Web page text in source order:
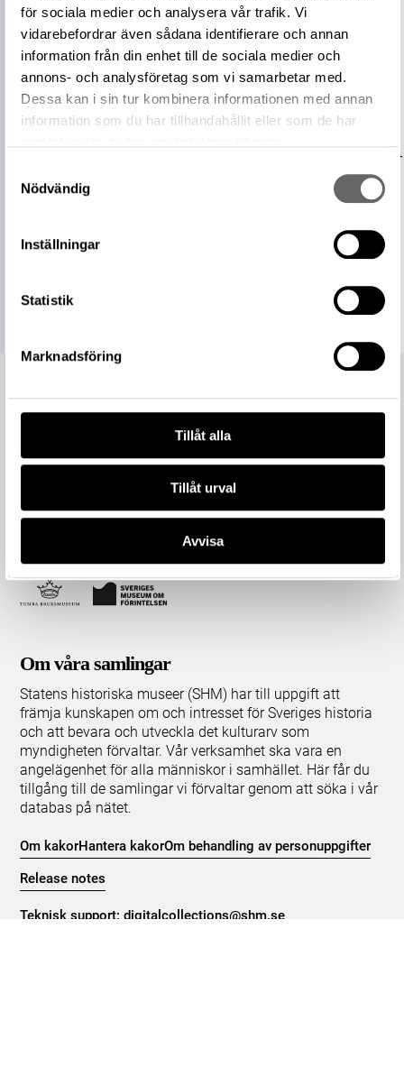
för sociala medier och analysera vår trafik. Vi
vidarebefordrar även sådana identifierare och annan
information från din enhet till de sociala medier och
annons- och analysföretag som vi samarbetar med.
Dessa kan i sin tur kombinera informationen med annan
information som du har tillhandahållit eller som de har
Nödvändig
Inställningar
Statistik
Marknadsföring
Tillåt alla
Tillåt urval
Avvisa
Landskap:Uppland
+ Visa 1 till
Referensnummer 154207_U
Huvudpost
95394_U
Relaterade
Visa 19 relaterade föremål
URI
https://samlingar.shm.se/site/08ee97d2-
b054-47ca-8334-3a720c02860a
All textinformation (metadata) på denna sida är fri att använda
Om våra samlingar
Statens historiska museer (SHM) har till uppgift att
främja kunskapen om och intresset för Sveriges historia
och att bevara och utveckla det kulturarv som
myndigheten förvaltar. Vår verksamhet ska vara en
angelägenhet för alla människor i samhället. Här får du
tillgång till de samlingar vi förvaltar genom att söka i vår
databas på nätet.
Om kakorHantera kakorOm behandling av personuppgifter
Release notes
Teknisk support:digitalcollections@shm.se